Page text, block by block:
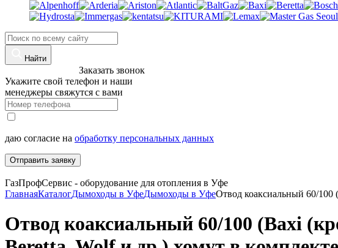
Найти
Заказать звонок
Укажите свой телефон и наши
менеджеры свяжутся с вами
даю согласие на обработку персональных данных
Отправить заявку
ГазПрофСервис - оборудование для отопления в Уфе
ГлавнаяКаталогДымоходы в УфеДымоходы в УфеОтвод коаксиальный 60/100
Отвод коаксиальный 60/100 (Baxi